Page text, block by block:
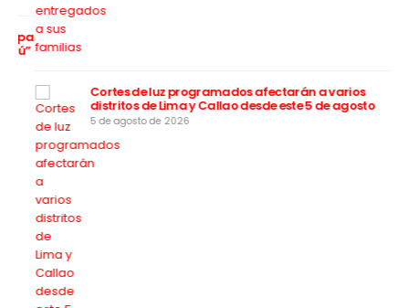
Cortes de luz programados afectarán a varios
distritos de Lima y Callao desde este 5 de agosto
5 de agosto de 2026